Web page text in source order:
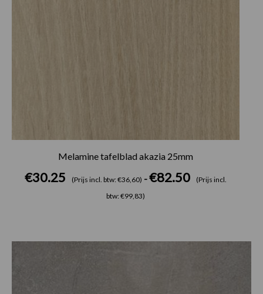
Melamine tafelblad akazia 25mm
€30.25 (Prijs incl. btw: €36,60) -€82.50
(Prijs incl.
btw: €99,83)